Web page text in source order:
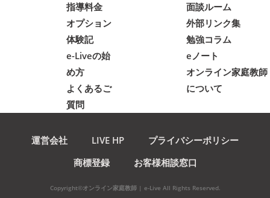
指導料金
オプション
体験記
e-Liveの始
め方
よくあるご
質問
面談ルーム
外部リンク集
勉強コラム
eノート
オンライン家庭教師
について
運営会社 LIVE HP
プライバシーポリシー
商標登録
お客様相談窓口
Copyright©オンライン家庭教師 | e-Live All Rights Reserved.